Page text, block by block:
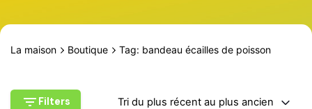
La maison Boutique Tag: bandeau écailles de poisson
Filters Tri du plus récent au plus ancien